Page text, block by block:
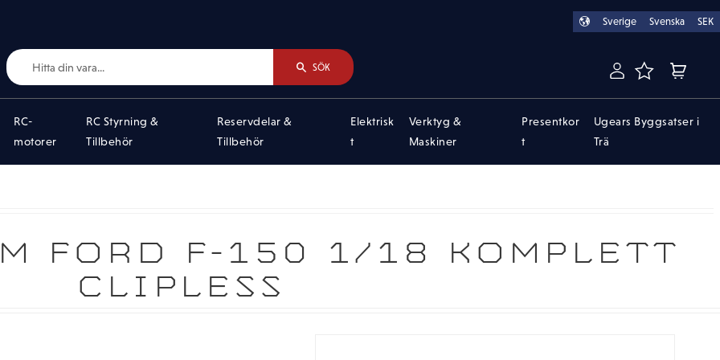
Sverige Svenska SEK
SÖK FAVORITER
RC-
motorer
RC Styrning &
Tillbehör
Reservdelar &
Tillbehör
Elektrisk
t
Verktyg &
Maskiner
Presentkor
t
Ugears Byggsatser i
Trä
FORD F-150 1/18 KOMPLETT
CLIPLESS